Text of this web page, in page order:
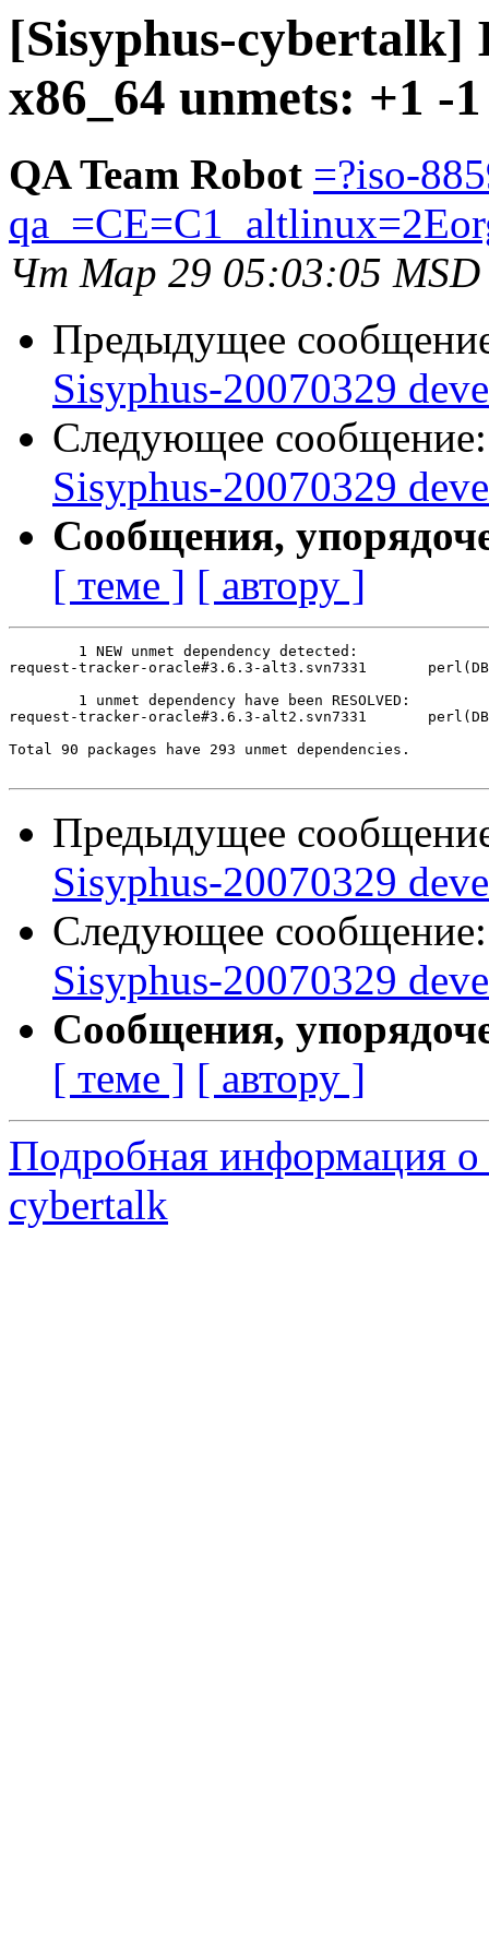
[Sisyphus-cybertalk]
x86_64 unmets: +1 -
QA Team Robot =?iso-
Чт Мар 29 05:03:05 MSD
Предыдущее
Sisyphus-20070329
Следующее
Sisyphus-20070329
Сообщения,
[ теме ] [ автору ]
request-tracker-oracle#3.6.3-alt3.svn7331	perl(DBD/Oracle.pm)
request-tracker-oracle#3.6.3-alt2.svn7331	perl(DBD/Oracle.pm)
Total 90 packages have 293 unmet dependencies.
Предыдущее
Sisyphus-20070329
Следующее
Sisyphus-20070329
Сообщения,
[ теме ] [ автору ]
Подробная информация о
cybertalk